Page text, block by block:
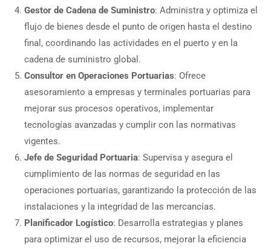
Gestor de Cadena de Suministro: Administra y optimiza el
flujo de bienes desde el punto de origen hasta el destino
final, coordinando las actividades en el puerto y en la
cadena de suministro global.
Consultor en Operaciones Portuarias: Ofrece
asesoramiento a empresas y terminales portuarias para
mejorar sus procesos operativos, implementar
tecnologías avanzadas y cumplir con las normativas
vigentes.
Jefe de Seguridad Portuaria: Supervisa y asegura el
cumplimiento de las normas de seguridad en las
operaciones portuarias, garantizando la protección de las
instalaciones y la integridad de las mercancías.
Planificador Logístico: Desarrolla estrategias y planes
para optimizar el uso de recursos, mejorar la eficiencia